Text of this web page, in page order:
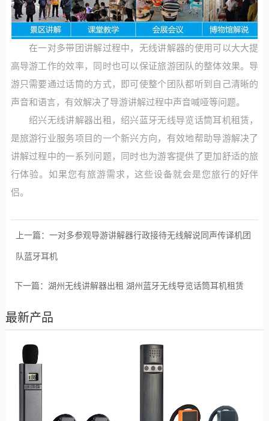
在一对多带团讲解过程中，无线讲解器的使用可以大大提
高导游工作的效率，同时也可以保证旅游团队的整体效果。导
游只需要通过话筒的方式，即可使整个团队都听到自己清晰的
声音和语言，有效解决了导游讲解过程中声音喊哑等问题。
绍兴无线讲解器出租，绍兴蓝牙无线导览话筒耳机租赁，
是旅游行业服务项目的一个新兴方向，有效地帮助导游解决了
讲解过程中的一系列问题，同时也为游客提供了更加舒适的旅
行体验。如果您有旅游需求，这些设备就会是您旅行的好伴
侣。
上一篇： 一对多参观导游讲解器行政接待无线解说同声传译机团
队蓝牙耳机
下一篇： 湖州无线讲解器出租 湖州蓝牙无线导览话筒耳机租赁
最新产品